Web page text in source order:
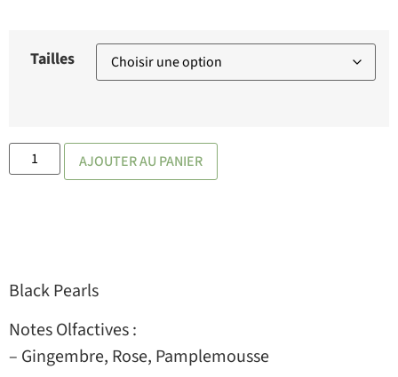
Tailles
AJOUTER AU PANIER
Black Pearls
Notes Olfactives :
– Gingembre, Rose, Pamplemousse